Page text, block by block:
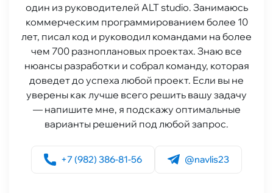
один из руководителей ALT studio. Занимаюсь
коммерческим программированием более 10
лет, писал код и руководил командами на более
чем 700 разноплановых проектах. Знаю все
нюансы разработки и собрал команду, которая
доведет до успеха любой проект. Если вы не
уверены как лучше всего решить вашу задачу
— напишите мне, я подскажу оптимальные
варианты решений под любой запрос.
+7 (982) 386-81-56 @navlis23